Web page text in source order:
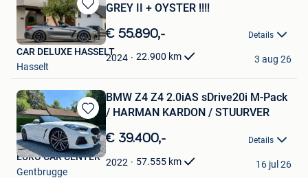
Bewaren
in
Mijn
Favorieten
GREY II + OYSTER !!!!
€ 55.890,- Details
2024 22.900 km
CAR DELUXE HASSELT
Hasselt
3 aug 26
Bewaren
in
Mijn
Favorieten
BMW Z4 Z4 2.0iAS sDrive20i M-Pack
/ HARMAN KARDON / STUURVER
€ 39.400,- Details
2022 57.555 km
EURO CAR CENTER
Gentbrugge
16 jul 26